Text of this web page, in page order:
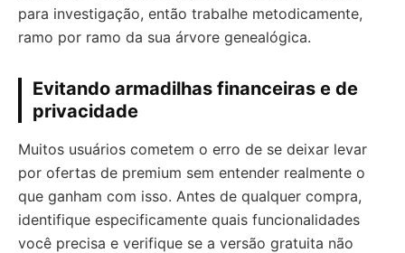
para investigação, então trabalhe metodicamente,
ramo por ramo da sua árvore genealógica.
Evitando armadilhas financeiras e de
privacidade
Muitos usuários cometem o erro de se deixar levar
por ofertas de premium sem entender realmente o
que ganham com isso. Antes de qualquer compra,
identifique especificamente quais funcionalidades
você precisa e verifique se a versão gratuita não